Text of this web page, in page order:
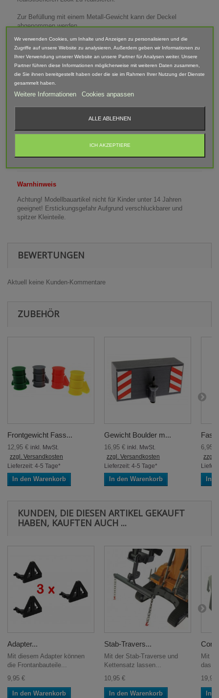
Zur Befüllung mit einem Metall-Gewicht kann der Deckel
abgenommen werden.
Leergewicht: 6 Gramm
Gesamtgewicht mit zusätzlichen Metallgewicht: 40 Gramm (+- 2
Maße (LxBxH): 28mm x 30mm x 33mm
Abgebildete Fahrzeuge und Zubehör sind nicht im Lieferumfang
nach bearbeitet. Daher können Form, Farbe und Ausführung
abweichen.
Warnhinweis
Achtung! Modellbauartikel nicht für Kinder unter 14 Jahren
geeignet! Erstickungsgefahr Aufgrund verschluckbarer und
spitzer Kleinteile.
BEWERTUNGEN
Aktuell keine Kunden-Kommentare
ZUBEHÖR
Frontgewicht Fass...
12,95 € inkl. MwSt.
zzgl. Versandkosten
Lieferzeit: 4-5 Tage*
In den Warenkorb
Gewicht Boulder m...
16,95 € inkl. MwSt.
zzgl. Versandkosten
Lieferzeit: 4-5 Tage*
In den Warenkorb
Fass
6,95
zzgl.
In
KUNDEN, DIE DIESEN ARTIKEL GEKAUFT
HABEN, KAUFTEN AUCH ...
Adapter...
Mit diesem Adapter können
die Frontanbauteile...
9,95 €
In den Warenkorb
Stab-Travers...
Mit der Stab-Traverse und
Kettensatz lassen...
10,95 €
In den Warenkorb
Mit
das
19,95
In
Wir verwenden Cookies, um Inhalte und Anzeigen zu personalisieren und die
Zugriffe auf unsere Website zu analysieren. Außerdem geben wir Informationen zu
Ihrer Verwendung unserer Website an unsere Partner für Analysen weiter. Unsere
Partner führen diese Informationen möglicherweise mit weiteren Daten zusammen,
die Sie ihnen bereitgestellt haben oder die sie im Rahmen Ihrer Nutzung der Dienste
gesammelt haben.
Weitere Informationen Cookies anpassen
ALLE ABLEHNEN
ICH AKZEPTIERE